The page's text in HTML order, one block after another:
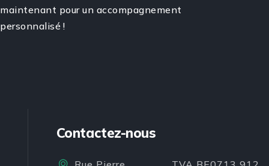
maintenant pour un accompagnement
personnalisé !
Contactez-nous